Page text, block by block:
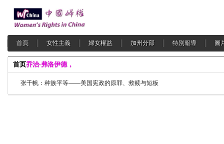
首頁 女性主義 婦女權益 加州分部 特別報導 圖
首页乔治·弗洛伊德，
张千帆：种族平等——美国宪政的原罪、救赎与短板